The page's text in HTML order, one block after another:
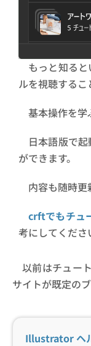
Illustrator ヘ
もっと知る
ルを視聴するこ
基本操作を学
日本語版で
ができます。
内容も随時更
crftでもチュ
考にしてくださ
以前はチュー
サイトが既定の